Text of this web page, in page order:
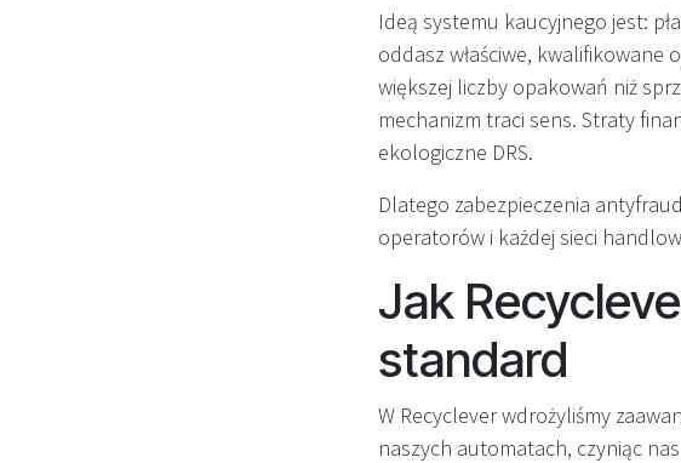
Ideą systemu kaucyjnego jest:
oddasz właściwe,
większej liczby opakowań niż
mechanizm traci sens. Straty
ekologiczne DRS.
Dlatego zabezpieczenia
operatorów i każdej sieci
Jak
standard
W Recyclever wdrożyliśmy
naszych automatach, czyniąc